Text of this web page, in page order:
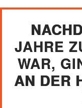
JAHRE
WAR,
AN DER